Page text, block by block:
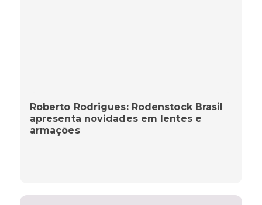
Roberto Rodrigues: Rodenstock Brasil
apresenta novidades em lentes e
armações